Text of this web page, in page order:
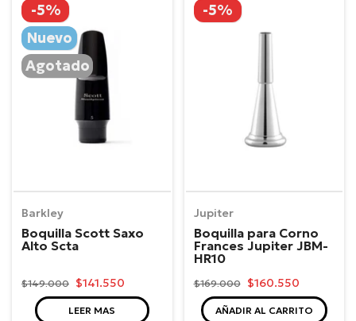
-5%
Nuevo
Agotado
Barkley
Boquilla Scott Saxo
Alto Scta
$149.000 $141.550
LEER MAS
-5%
Jupiter
Boquilla para Corno
Frances Jupiter JBM-
HR10
$169.000 $160.550
AÑADIR AL CARRITO